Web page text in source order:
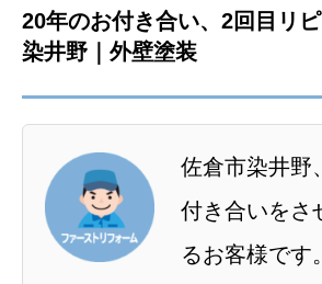
20年のお付き合い、2回目リ
染井野｜外壁塗装
佐倉市染井野
付き合いをさ
るお客様です